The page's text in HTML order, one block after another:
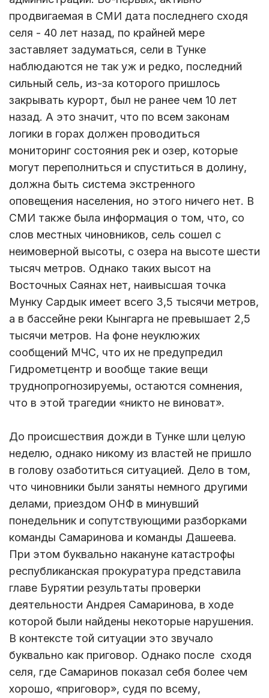
продвигаемая в СМИ дата последнего сходя
селя - 40 лет назад, по крайней мере
заставляет задуматься, сели в Тунке
наблюдаются не так уж и редко, последний
сильный сель, из-за которого пришлось
закрывать курорт, был не ранее чем 10 лет
назад. А это значит, что по всем законам
логики в горах должен проводиться
мониторинг состояния рек и озер, которые
могут переполниться и спуститься в долину,
должна быть система экстренного
оповещения населения, но этого ничего нет. В
СМИ также была информация о том, что, со
слов местных чиновников, сель сошел с
неимоверной высоты, с озера на высоте шести
тысяч метров. Однако таких высот на
Восточных Саянах нет, наивысшая точка
Мунку Сардык имеет всего 3,5 тысячи метров,
а в бассейне реки Кынгарга не превышает 2,5
тысячи метров. На фоне неуклюжих
сообщений МЧС, что их не предупредил
Гидрометцентр и вообще такие вещи
труднопрогнозируемы, остаются сомнения,
что в этой трагедии «никто не виноват».
До происшествия дожди в Тунке шли целую
неделю, однако никому из властей не пришло
в голову озаботиться ситуацией. Дело в том,
что чиновники были заняты немного другими
делами, приездом ОНФ в минувший
понедельник и сопутствующими разборками
команды Самаринова и команды Дашеева.
При этом буквально накануне катастрофы
республиканская прокуратура представила
главе Бурятии результаты проверки
деятельности Андрея Самаринова, в ходе
которой были найдены некоторые нарушения.
В контексте той ситуации это звучало
буквально как приговор. Однако после сходя
селя, где Самаринов показал себя более чем
хорошо, «приговор», судя по всему,